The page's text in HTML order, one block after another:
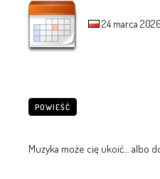
24 marca
POWIEŚĆ
Muzyka może cię ukoić… albo